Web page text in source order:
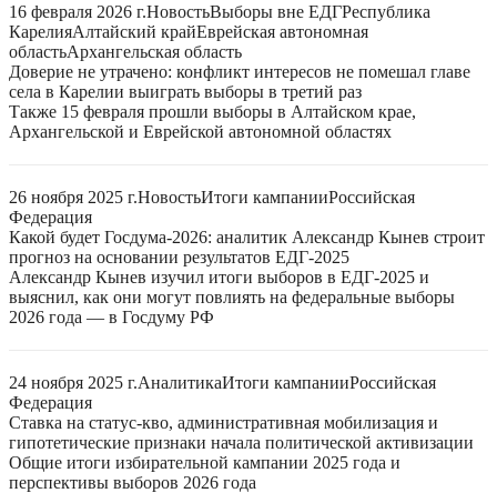
16 февраля 2026 г.НовостьВыборы вне ЕДГРеспублика
КарелияАлтайский крайЕврейская автономная
областьАрхангельская область
Доверие не утрачено: конфликт интересов не помешал главе
села в Карелии выиграть выборы в третий раз
Также 15 февраля прошли выборы в Алтайском крае,
Архангельской и Еврейской автономной областях
26 ноября 2025 г.НовостьИтоги кампанииРоссийская
Федерация
Какой будет Госдума-2026: аналитик Александр Кынев строит
прогноз на основании результатов ЕДГ-2025
Александр Кынев изучил итоги выборов в ЕДГ-2025 и
выяснил, как они могут повлиять на федеральные выборы
2026 года — в Госдуму РФ
24 ноября 2025 г.АналитикаИтоги кампанииРоссийская
Федерация
Ставка на статус-кво, административная мобилизация и
гипотетические признаки начала политической активизации
Общие итоги избирательной кампании 2025 года и
перспективы выборов 2026 года